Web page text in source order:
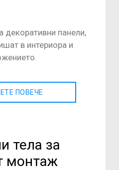
декоративни панели,
в интериора и
ПОВЕЧЕ
тела за
монтаж